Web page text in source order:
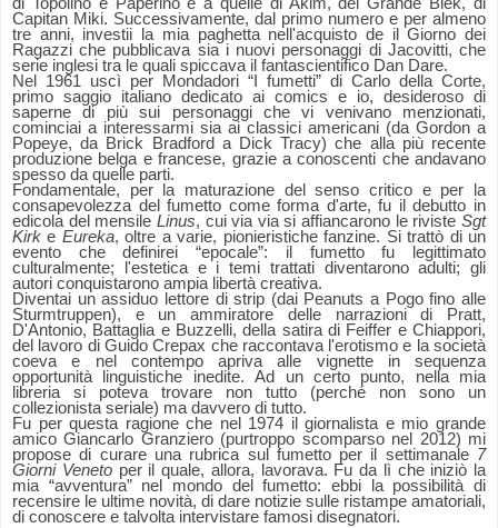
di Topolino e Paperino e a quelle di Akim, del Grande Blek, di
Capitan Miki. Successivamente, dal primo numero e per almeno
tre anni, investii la mia paghetta nell'acquisto de il Giorno dei
Ragazzi che pubblicava sia i nuovi personaggi di Jacovitti, che
serie inglesi tra le quali spiccava il fantascientifico Dan Dare.
Nel 1961 uscì per Mondadori “I fumetti” di Carlo della Corte,
primo saggio italiano dedicato ai comics e io, desideroso di
saperne di più sui personaggi che vi venivano menzionati,
cominciai a interessarmi sia ai classici americani (da Gordon a
Popeye, da Brick Bradford a Dick Tracy) che alla più recente
produzione belga e francese, grazie a conoscenti che andavano
spesso da quelle parti.
Fondamentale, per la maturazione del senso critico e per la
consapevolezza del fumetto come forma d'arte, fu il debutto in
edicola del mensile Linus, cui via via si affiancarono le rivisteSgt
Kirk e Eureka, oltre a varie, pionieristiche fanzine. Si trattò di un
evento che definirei “epocale”: il fumetto fu legittimato
culturalmente; l'estetica e i temi trattati diventarono adulti; gli
autori conquistarono ampia libertà creativa.
Diventai un assiduo lettore di strip (dai Peanuts a Pogo fino alle
Sturmtruppen), e un ammiratore delle narrazioni di Pratt,
D'Antonio, Battaglia e Buzzelli, della satira di Feiffer e Chiappori,
del lavoro di Guido Crepax che raccontava l'erotismo e la società
coeva e nel contempo apriva alle vignette in sequenza
opportunità linguistiche inedite.Ad un certo punto, nella mia
libreria si poteva trovare non tutto (perché non sono un
collezionista seriale) ma davvero di tutto.
Fu per questa ragione che nel 1974 il giornalista e mio grande
amico Giancarlo Granziero (purtroppo scomparso nel 2012) mi
propose di curare una rubrica sul fumetto per il settimanale 7
Giorni Venetoper il quale, allora, lavorava. Fu da lì che iniziò la
mia “avventura” nel mondo del fumetto: ebbi la possibilità di
recensire le ultime novità, di dare notizie sulle ristampe amatoriali,
di conoscere e talvolta intervistare famosi disegnatori.